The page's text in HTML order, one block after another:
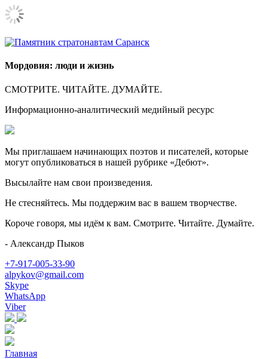
Мордовия: люди и жизнь
СМОТРИТЕ. ЧИТАЙТЕ. ДУМАЙТЕ.
Информационно-аналитический медийный ресурс
Мы приглашаем начинающих поэтов и писателей, которые
могут опубликоваться в нашей рубрике «Дебют».
Высылайте нам свои произведения.
Не стесняйтесь. Мы поддержим вас в вашем творчестве.
Короче говоря, мы идём к вам. Смотрите. Читайте. Думайте.
- Александр Пыков
+7-917-005-33-90
alpykov@gmail.com
Skype
WhatsApp
Viber
Главная